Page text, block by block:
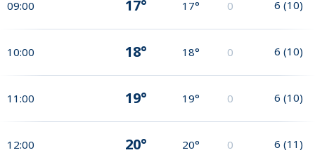
09:00 17° 17° 0 6 (10)
10:00 18° 18° 0 6 (10)
11:00 19° 19° 0 6 (10)
12:00 20° 20° 0 6 (11)